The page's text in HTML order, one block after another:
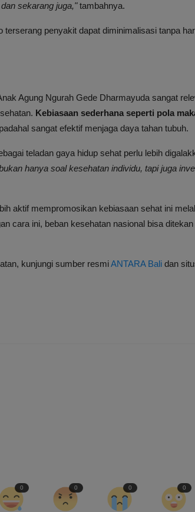
sekarang juga,"tambahnya.
penyakit dapat diminimalisasi tanpa
Agung Ngurah Gede Dharmayuda sangat
Kebiasaan sederhana seperti pola
sangat efektif menjaga daya tahan tubuh.
teladan gaya hidup sehat perlu lebih
hanya soal kesehatan individu, tapi juga
aktif mempromosikan kebiasaan sehat ini
cara ini, beban kesehatan nasional bisa
kunjungi sumber resmiANTARA Bali dan
0 0 0 0